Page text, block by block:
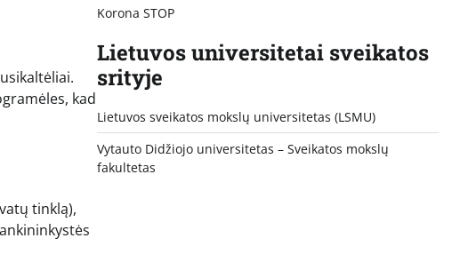
kad
tinklą),
Korona STOP
Lietuvos universitetai sveikatos
srityje
Lietuvos sveikatos mokslų universitetas (LSMU)
Vytauto Didžiojo universitetas – Sveikatos mokslų
fakultetas